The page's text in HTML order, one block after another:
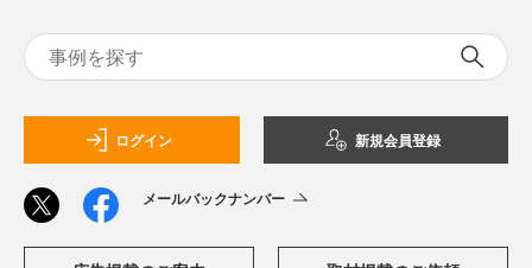
ログイン 新規会員登録
メールバックナンバー